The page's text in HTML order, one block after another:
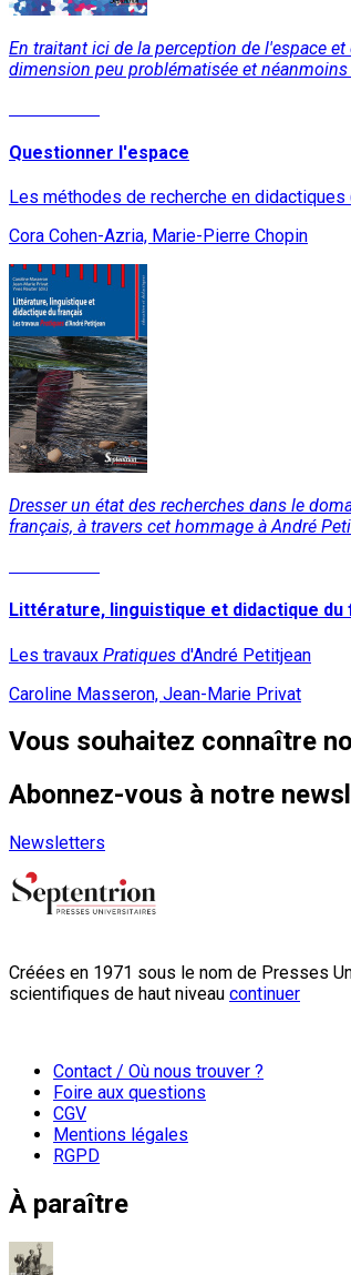
En traitant ici de la perception de l'espace
dimension peu problématisée et
Questionner l'espace
Les méthodes de recherche en didactiques
Cora Cohen-Azria, Marie-Pierre Chopin
Dresser un état des recherches dans le
français, à travers cet hommage à André
Littérature, linguistique et didactique du
Les travaux Pratiques d'André Petitjean
Caroline Masseron, Jean-Marie Privat
Vous souhaitez connaître
Abonnez-vous à notre
Newsletters
Créées en 1971 sous le nom de Presses
scientifiques de haut niveau continuer
Contact / Où nous trouver ?
Foire aux questions
CGV
Mentions légales
RGPD
À paraître